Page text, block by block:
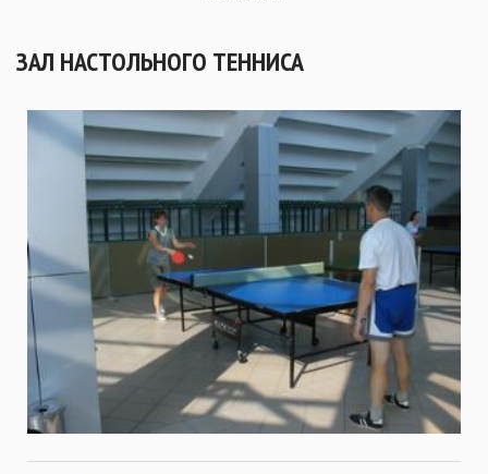
ЗАЛ НАСТОЛЬНОГО ТЕННИСА